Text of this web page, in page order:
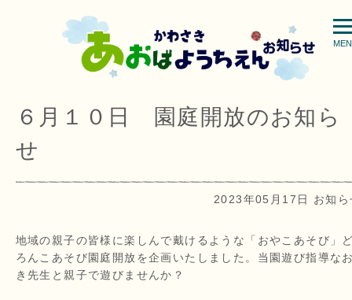
６月１０日 園庭開放のお知ら
せ
2023年05月17日 お知ら
地域の親子の皆様に楽しんで戴けるような「おやこあそび」
ろんこあそび園庭開放を企画いたしました。当園遊び指導な
き先生と親子で遊びませんか？